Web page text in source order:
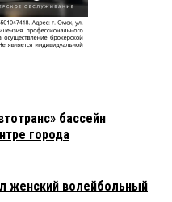
бассейн
города
женский волейбольный